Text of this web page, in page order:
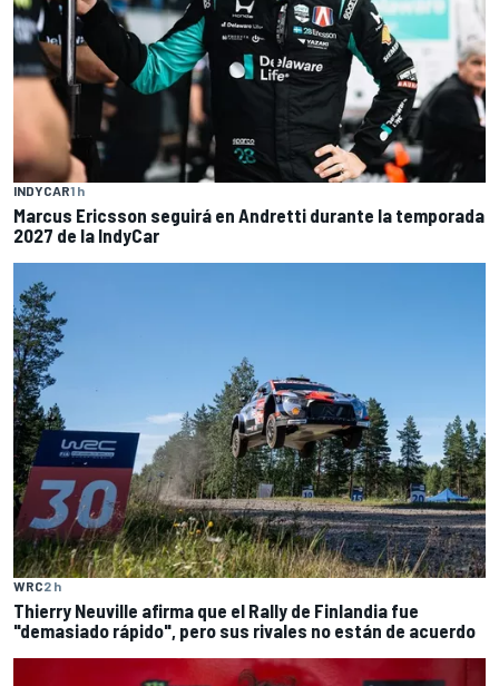
INDYCAR1 h
Marcus Ericsson seguirá en Andretti durante la temporada
2027 de la IndyCar
WRC2 h
Thierry Neuville afirma que el Rally de Finlandia fue
"demasiado rápido", pero sus rivales no están de acuerdo